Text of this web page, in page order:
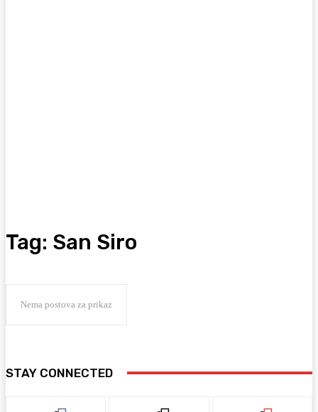
Tag: San Siro
Nema postova za prikaz
STAY CONNECTED